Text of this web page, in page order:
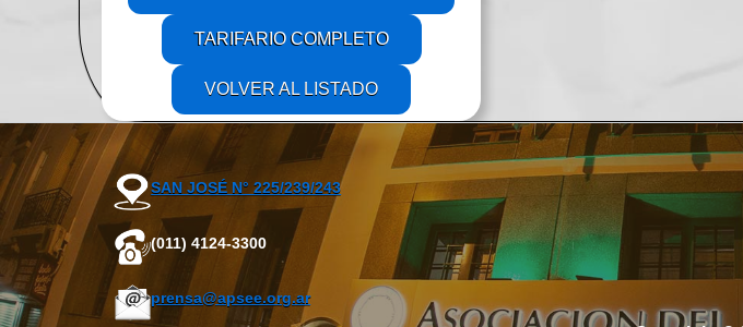
TARIFARIO COMPLETO
VOLVER AL LISTADO
SAN JOSÉ N° 225/239/243
(011) 4124-3300
prensa@apsee.org.ar